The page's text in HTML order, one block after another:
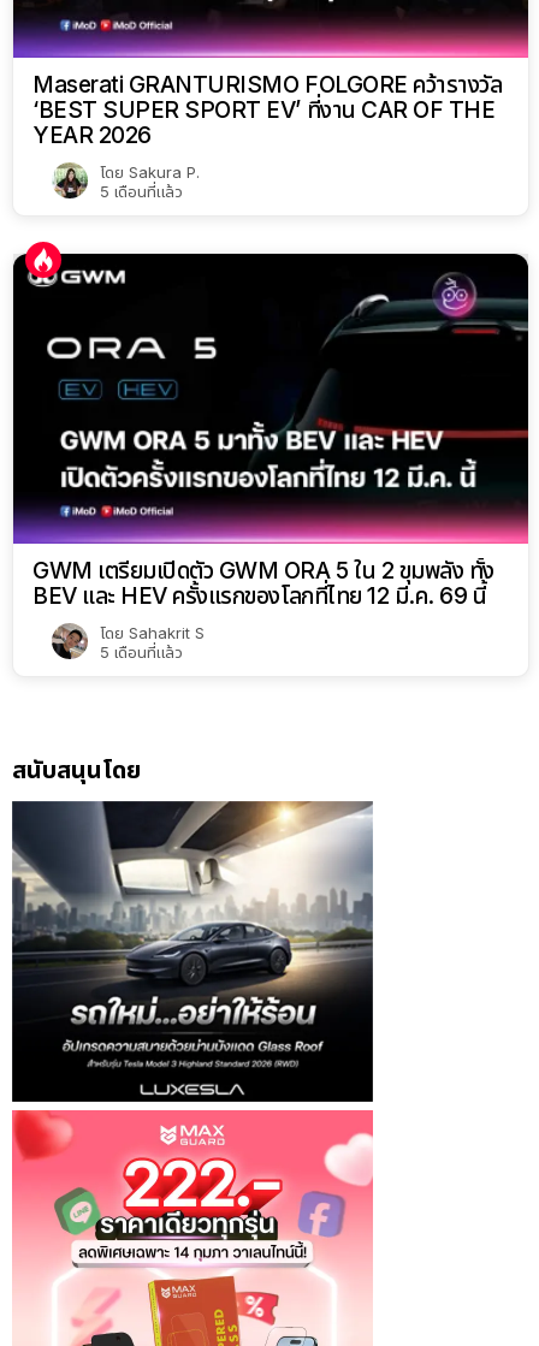
Maserati GRANTURISMO FOLGORE คว้ารางวัล
‘BEST SUPER SPORT EV’ ที่งาน CAR OF THE
YEAR 2026
โดย Sakura P.
5 เดือนที่แล้ว
GWM เตรียมเปิดตัว GWM ORA 5 ใน 2 ขุมพลัง ทั้ง
BEV และ HEV ครั้งแรกของโลกที่ไทย 12 มี.ค. 69 นี้
โดย Sahakrit S
5 เดือนที่แล้ว
สนับสนุนโดย